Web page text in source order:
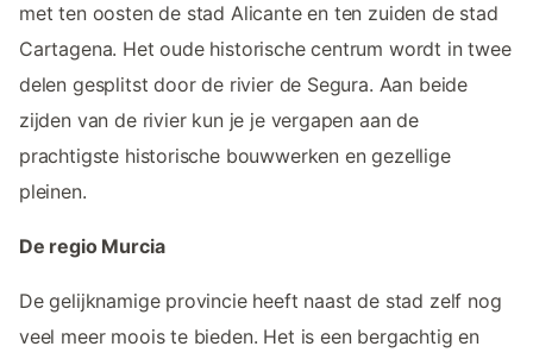
met ten oosten de stad Alicante en ten zuiden de stad
Cartagena. Het oude historische centrum wordt in twee
delen gesplitst door de rivier de Segura. Aan beide
zijden van de rivier kun je je vergapen aan de
prachtigste historische bouwwerken en gezellige
pleinen.
De regio Murcia
De gelijknamige provincie heeft naast de stad zelf nog
veel meer moois te bieden. Het is een bergachtig en